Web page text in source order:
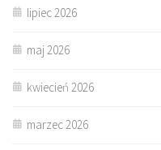
lipiec 2026
maj 2026
kwiecień 2026
marzec 2026